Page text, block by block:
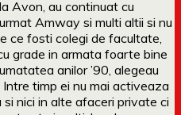
Avon, au continuat cu
Amway si multi altii si nu
ce fosti colegi de facultate,
grade in armata foarte bine
anilor ’90, alegeau
timp ei nu mai activeaza
si nici in alte afaceri private ci